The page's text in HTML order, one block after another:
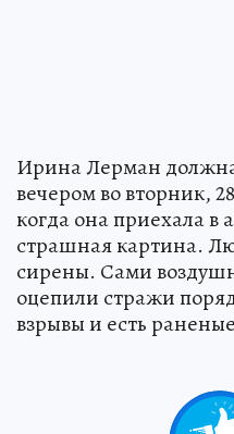
Ирина Лерман
вечером во вторник,
когда она приехала в
страшная картина.
сирены. Сами
оцепили стражи
взрывы и есть